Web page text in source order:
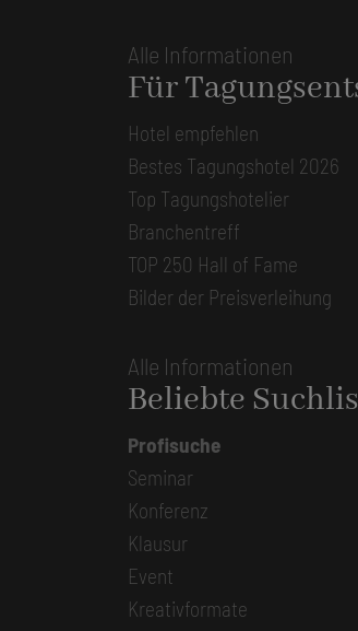
Alle Informationen
Für
Hotel empfehlen
Bestes Tagungshotel 2026
Top Tagungshotelier
Branchentreff
TOP 250 Hall of Fame
Bilder der Preisverleihung
Alle Informationen
Beliebte
Profisuche
Seminar
Konferenz
Klausur
Event
Kreativformate